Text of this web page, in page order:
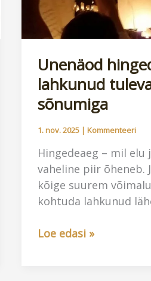
Unenäod
lahkunud
sõnumiga
1. nov. 2025 | Kommenteeri
Hingedeaeg – mil elu
vaheline piir õheneb.
kõige suurem
kohtuda lahkunud
Unenäod
Loe edasi »